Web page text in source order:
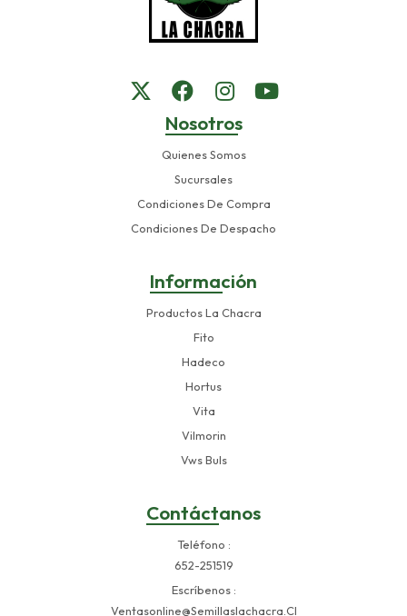
Nosotros
Quienes Somos
Sucursales
Condiciones De Compra
Condiciones De Despacho
Información
Productos La Chacra
Fito
Hadeco
Hortus
Vita
Vilmorin
Vws Buls
Contáctanos
Teléfono
652-251519
Escríbenos
Ventasonline@semillaslachacra.cl